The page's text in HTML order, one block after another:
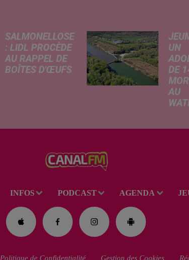
SALMONELLOSE
: LIDL PROCÈDE
AU RAPPEL DE
BOÎTES D'ŒUFS
l'enseigne Lidl
plusieurs lots
d'œufs vendus par
Une...
UN
DE
AU
INFOS PODCAST AGENDA
Politique de Confidentialité Gestion des Cookies